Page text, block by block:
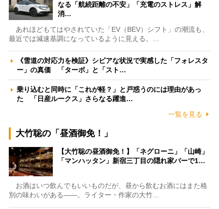
なる「航続距離の不安」「充電のストレス」解
消…
あれほどもてはやされていた「EV（BEV）シフト」の潮流も、
最近では減速基調になっているように見える。…
《雪道の対応力を検証》シビアな状況で実感した「フォレスタ
ー」の真価 「ターボ」と「スト…
乗り込むと同時に「これが軽？」と戸惑うのには理由があっ
た 「日産ルークス」さらなる躍進…
一覧を見る
大竹聡の「昼酒御免！」
【大竹聡の昼酒御免！】「ネグローニ」「山崎」
「マンハッタン」新宿三丁目の隠れ家バーで1…
お酒はいつ飲んでもいいものだが、昼から飲むお酒にはまた格
別の味わいがある――。ライター・作家の大竹…